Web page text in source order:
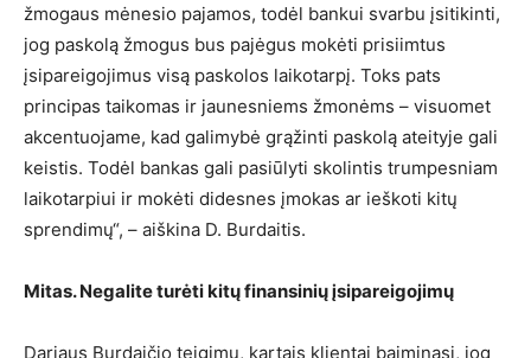
žmogaus mėnesio pajamos, todėl bankui svarbu įsitikinti,
jog paskolą žmogus bus pajėgus mokėti prisiimtus
įsipareigojimus visą paskolos laikotarpį. Toks pats
principas taikomas ir jaunesniems žmonėms – visuomet
akcentuojame, kad galimybė grąžinti paskolą ateityje gali
keistis. Todėl bankas gali pasiūlyti skolintis trumpesniam
laikotarpiui ir mokėti didesnes įmokas ar ieškoti kitų
sprendimų“, – aiškina D. Burdaitis.
Mitas. Negalite turėti kitų finansinių įsipareigojimų
Dariaus Burdaičio teigimu, kartais klientai baiminasi, jog